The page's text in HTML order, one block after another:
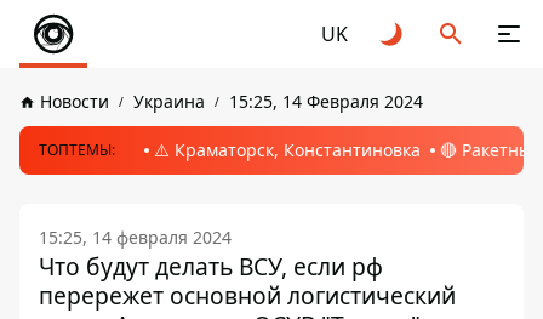
UK
Новости Украина 15:25, 14 Февраля 2024
ТОПТЕМЫ: ⚠️ Краматорск, Константиновка 🔴
15:25, 14 февраля 2024
Что будут делать ВСУ, если рф
перережет основной логистический